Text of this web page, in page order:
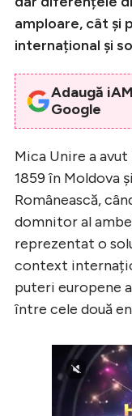
Intră
amploare, cât și
internațional și
Adaugă
Google
Mica Unire a
1859 în Moldova
Românească,
domnitor al
reprezentat o
context
puteri europene
între cele două